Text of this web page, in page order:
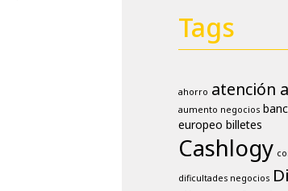
Tags
ahorro atención
aumento negocios
europeo billetes
Cashlogy
dificultades negocios